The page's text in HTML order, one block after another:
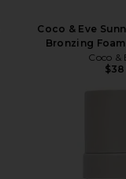
Coco & Eve
Bronzing
Coco &
$38